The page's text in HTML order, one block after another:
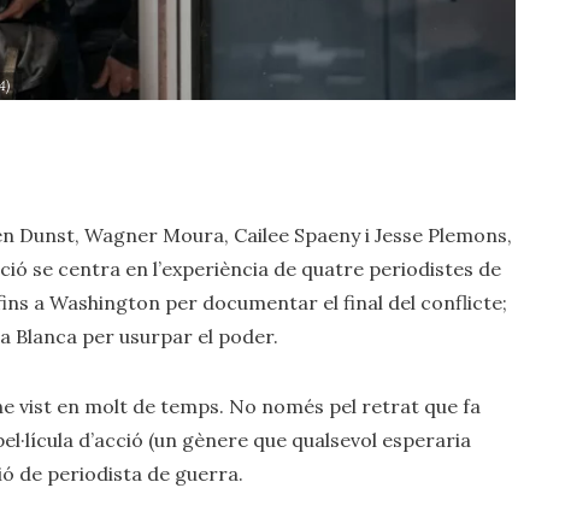
Wagner Moura, Cailee Spaeny i Jesse Plemons,
se centra en l’experiència de quatre periodistes de
a Washington per documentar el final del conflicte;
Blanca per usurpar el poder.
vist en molt de temps. No només pel retrat que fa
d’acció (un gènere que qualsevol esperaria
de periodista de guerra.